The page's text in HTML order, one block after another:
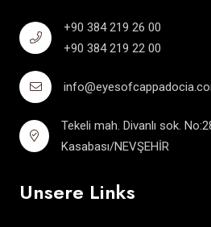
+90 384 219 26 00
+90 384 219 22 00
Tekeli mah. Divanlı sok.
Kasabası/NEVŞEHİR
Unsere Links